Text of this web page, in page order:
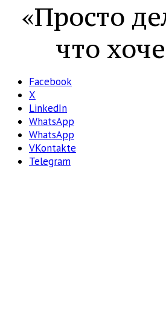
«Просто
что
Facebook
X
LinkedIn
WhatsApp
WhatsApp
VKontakte
Telegram